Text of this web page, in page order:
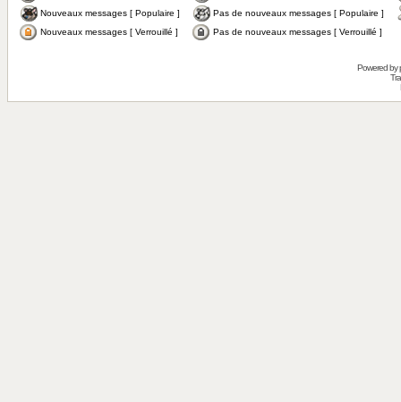
Nouveaux messages [ Populaire ]
Pas de nouveaux messages [ Populaire ]
Nouveaux messages [ Verrouillé ]
Pas de nouveaux messages [ Verrouillé ]
Powered by